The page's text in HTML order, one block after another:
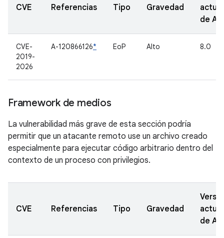
CVE Referencias Tipo Gravedad
de
CVE-
2019-
2026
A-120866126* EoP Alto 8.0
Framework de medios
La vulnerabilidad más grave de esta sección podría
permitir que un atacante remoto use un archivo creado
especialmente para ejecutar código arbitrario dentro del
contexto de un proceso con privilegios.
CVE Referencias Tipo Gravedad
de